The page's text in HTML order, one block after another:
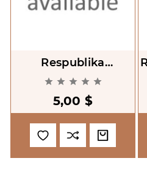
Respublika
Severnaia Osetiia -
Alaniia. Respublika
Iuzhnaia Osetiia.
1:500000
    
5,00 $